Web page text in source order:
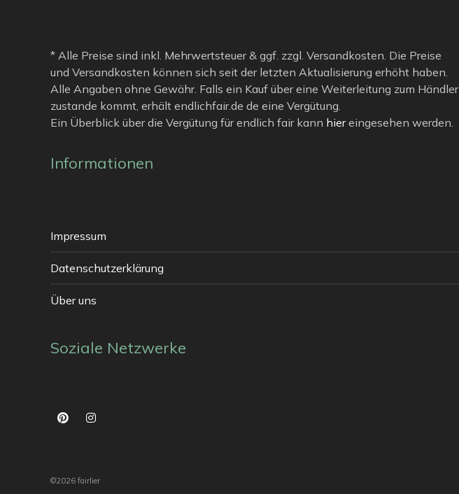
* Alle Preise sind inkl. Mehrwertsteuer & ggf. zzgl. Versandkosten. Die Preise
und Versandkosten können sich seit der letzten Aktualisierung erhöht haben.
Alle Angaben ohne Gewähr. Falls ein Kauf über eine Weiterleitung zum Händler
zustande kommt, erhält endlichfair.de de eine Vergütung.
Ein Überblick über die Vergütung für endlich fair kann hiereingesehen werden.
Informationen
Impressum
Datenschutzerklärung
Über uns
Soziale Netzwerke
©2026 fairlier